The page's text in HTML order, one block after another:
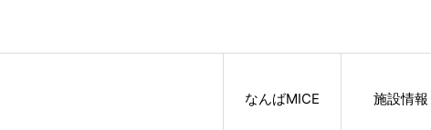
なんばMICE 施設情報